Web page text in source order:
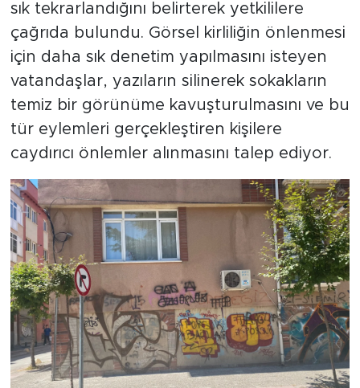
sık tekrarlandığını belirterek yetkililere
çağrıda bulundu. Görsel kirliliğin önlenmesi
için daha sık denetim yapılmasını isteyen
vatandaşlar, yazıların silinerek sokakların
temiz bir görünüme kavuşturulmasını ve bu
tür eylemleri gerçekleştiren kişilere
caydırıcı önlemler alınmasını talep ediyor.